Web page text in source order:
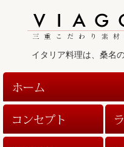
イタリア料理は、桑名